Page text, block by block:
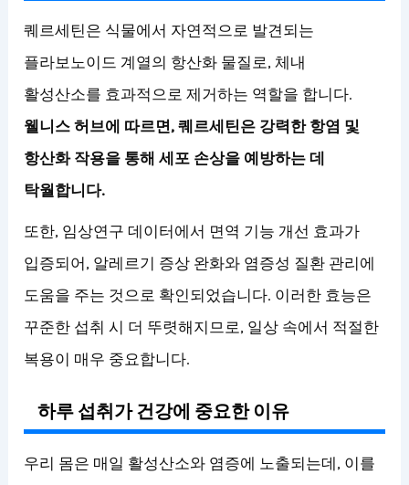
퀘르세틴은 식물에서 자연적으로 발견되는
플라보노이드 계열의 항산화 물질로, 체내
활성산소를 효과적으로 제거하는 역할을 합니다.
웰니스 허브에 따르면, 퀘르세틴은 강력한 항염 및
항산화 작용을 통해 세포 손상을 예방하는 데
탁월합니다.
또한, 임상연구 데이터에서 면역 기능 개선 효과가
입증되어, 알레르기 증상 완화와 염증성 질환 관리에
도움을 주는 것으로 확인되었습니다. 이러한 효능은
꾸준한 섭취 시 더 뚜렷해지므로, 일상 속에서 적절한
복용이 매우 중요합니다.
하루 섭취가 건강에 중요한 이유
우리 몸은 매일 활성산소와 염증에 노출되는데, 이를